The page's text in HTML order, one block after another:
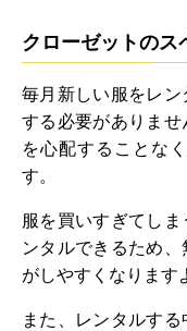
クローゼットのス
毎月新しい服をレ
する必要がありま
を心配することな
す。
服を買いすぎてし
ンタルできるため
がしやすくなります
また、レンタルす